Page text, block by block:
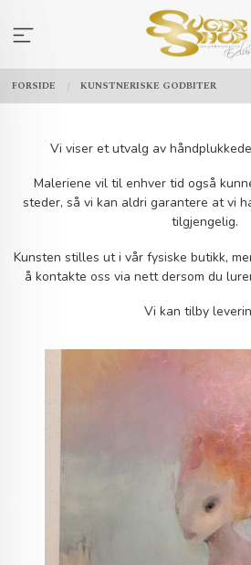
innholdet
FORSIDE KUNSTNERISKE GODBITER
Vi viser et utvalg av
Maleriene vil til enhver tid også
steder, så vi kan aldri garantere at vi
tilgjengelig.
Kunsten stilles ut i vår fysiske butikk,
å kontakte oss via nett dersom du
Vi kan tilby